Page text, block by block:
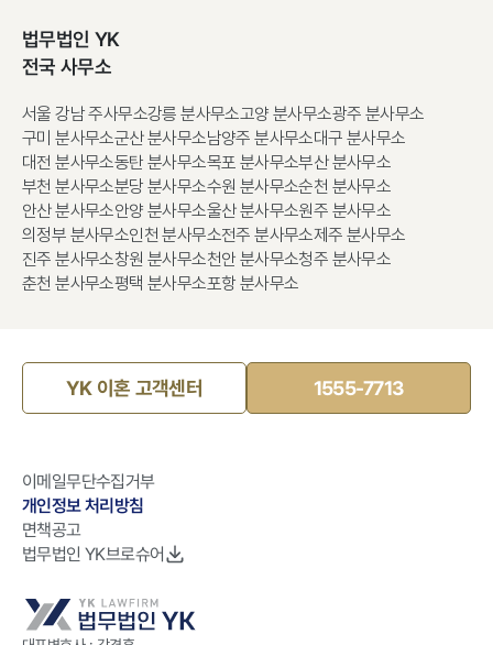
법무법인 YK
전국 사무소
서울 강남 주사무소강릉 분사무소고양 분사무소광주 분사무소
구미 분사무소군산 분사무소남양주 분사무소대구 분사무소
대전 분사무소동탄 분사무소목포 분사무소부산 분사무소
부천 분사무소분당 분사무소수원 분사무소순천 분사무소
안산 분사무소안양 분사무소울산 분사무소원주 분사무소
의정부 분사무소인천 분사무소전주 분사무소제주 분사무소
진주 분사무소창원 분사무소천안 분사무소청주 분사무소
춘천 분사무소평택 분사무소포항 분사무소
YK 이혼 고객센터 1555-7713
이메일무단수집거부
개인정보 처리방침
면책공고
법무법인 YK브로슈어